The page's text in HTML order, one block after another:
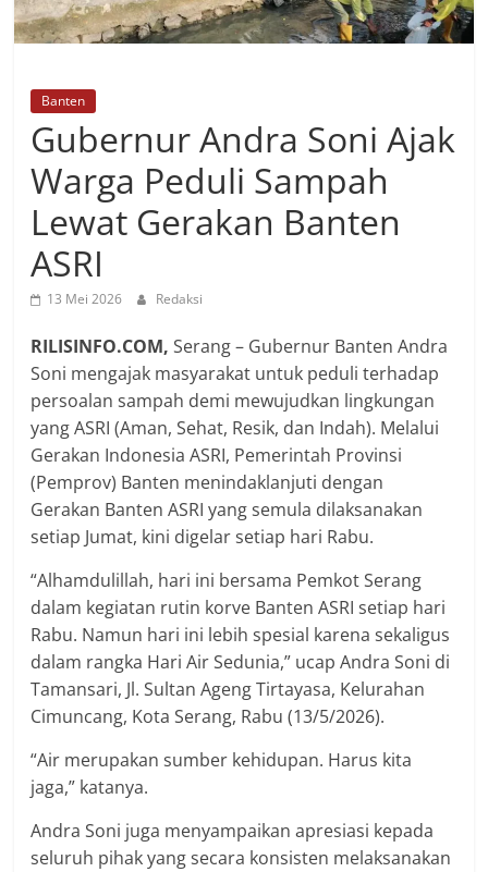
Banten
Gubernur Andra Soni Ajak
Warga Peduli Sampah
Lewat Gerakan Banten
ASRI
13 Mei 2026 Redaksi
RILISINFO.COM, Serang – Gubernur Banten Andra
Soni mengajak masyarakat untuk peduli terhadap
persoalan sampah demi mewujudkan lingkungan
yang ASRI (Aman, Sehat, Resik, dan Indah). Melalui
Gerakan Indonesia ASRI, Pemerintah Provinsi
(Pemprov) Banten menindaklanjuti dengan
Gerakan Banten ASRI yang semula dilaksanakan
setiap Jumat, kini digelar setiap hari Rabu.
“Alhamdulillah, hari ini bersama Pemkot Serang
dalam kegiatan rutin korve Banten ASRI setiap hari
Rabu. Namun hari ini lebih spesial karena sekaligus
dalam rangka Hari Air Sedunia,” ucap Andra Soni di
Tamansari, Jl. Sultan Ageng Tirtayasa, Kelurahan
Cimuncang, Kota Serang, Rabu (13/5/2026).
“Air merupakan sumber kehidupan. Harus kita
jaga,” katanya.
Andra Soni juga menyampaikan apresiasi kepada
seluruh pihak yang secara konsisten melaksanakan